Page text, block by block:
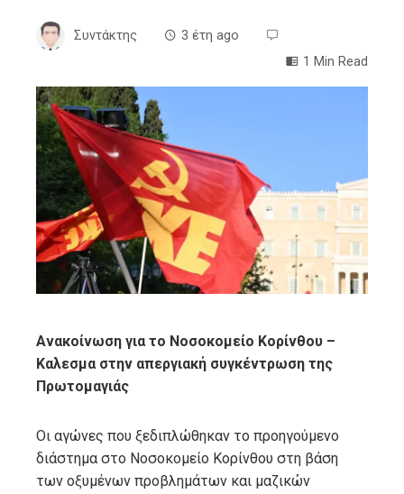
Συντάκτης
3 έτη ago
1 Min Read
Ανακοίνωση για το Νοσοκομείο Κορίνθου –
Καλεσμα στην απεργιακή συγκέντρωση της
Πρωτομαγιάς
Οι αγώνες που ξεδιπλώθηκαν το προηγούμενο
διάστημα στο Νοσοκομείο Κορίνθου στη βάση
των οξυμένων προβλημάτων και μαζικών